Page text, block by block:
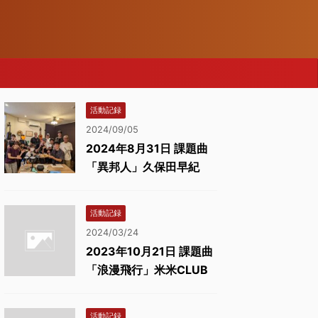
活動記録
2024/09/05
2024年8月31日 課題曲
「異邦人」久保田早紀
活動記録
2024/03/24
2023年10月21日 課題曲
「浪漫飛行」米米CLUB
活動記録